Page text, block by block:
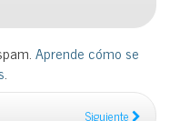
Aprende cómo se
.
Siguiente